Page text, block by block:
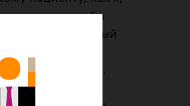
способы
перевалочный
по
государством.